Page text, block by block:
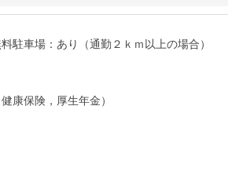
駐車場：あり（通勤２ｋｍ以上の場合）
康保険，厚生年金）